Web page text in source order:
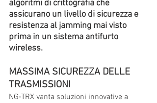
algoritmi di crittografia che
assicurano un livello di sicurezza e
resistenza al jamming mai visto
prima in un sistema antifurto
wireless.
MASSIMA SICUREZZA DELLE
TRASMISSIONI
NG‑TRX vanta soluzioni innovative a